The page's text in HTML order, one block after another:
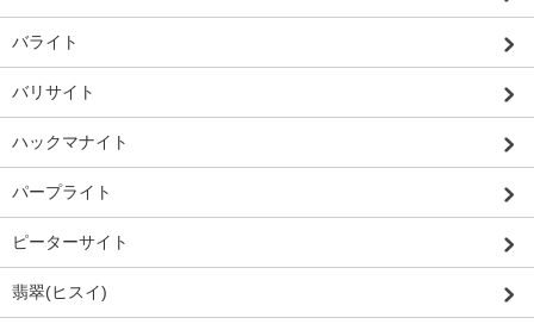
バライト
バリサイト
ハックマナイト
パープライト
ピーターサイト
翡翠(ヒスイ)